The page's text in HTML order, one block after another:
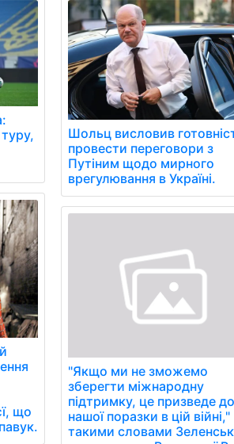
що
Шольц висловив
провести переговори з
Путіним щодо мирного
врегулювання в Україні.
"Якщо ми не зможемо
зберегти міжнародну
підтримку, це призведе
нашої поразки в цій
такими словами